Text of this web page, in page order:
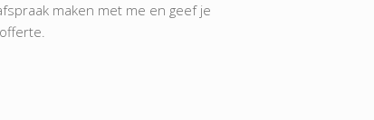
maken met me en geef je